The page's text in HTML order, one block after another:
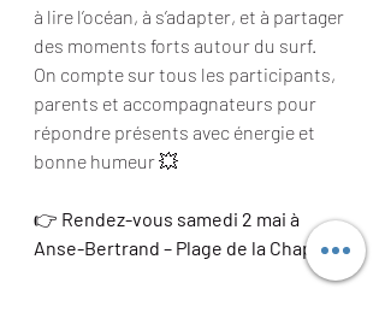
à lire l’océan, à s’adapter, et à partager
des moments forts autour du surf.
On compte sur tous les participants,
parents et accompagnateurs pour
répondre présents avec énergie et
bonne humeur 💥
👉 Rendez-vous samedi 2 mai à
Anse-Bertrand – Plage de la Chapelle